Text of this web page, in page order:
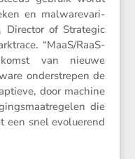
en malwa­re­va­ri­
Director of Strategic
“MaaS/RaaS-
van nieuwe
onder­strepen de
door machine
die
een snel evolu­e­rend